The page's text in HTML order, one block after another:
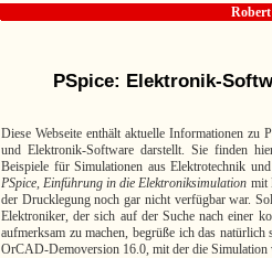
PSpice: Elektronik-
Diese Webseite enthält aktuelle Informationen zu
und Elektronik-Software darstellt. Sie finden
Beispiele für Simulationen aus Elektrotechnik
PSpice, Einführung in die Elektroniksimulation mit
der Drucklegung noch gar nicht verfügbar war.
Elektroniker, der sich auf der Suche nach einer
aufmerksam zu machen, begrüße ich das
OrCAD-Demoversion 16.0, mit der die Simulation